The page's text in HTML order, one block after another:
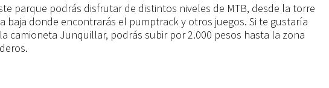
parque podrás disfrutar de distintos niveles de MTB, desde la torre
baja donde encontrarás el pumptrack y otros juegos. Si te gustaría
camioneta Junquillar, podrás subir por 2.000 pesos hasta la zona